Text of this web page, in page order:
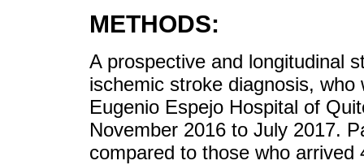
METHODS:
A prospective and longitudinal
ischemic stroke diagnosis,
Eugenio Espejo Hospital of
November 2016 to July 2017.
compared to those who arrived